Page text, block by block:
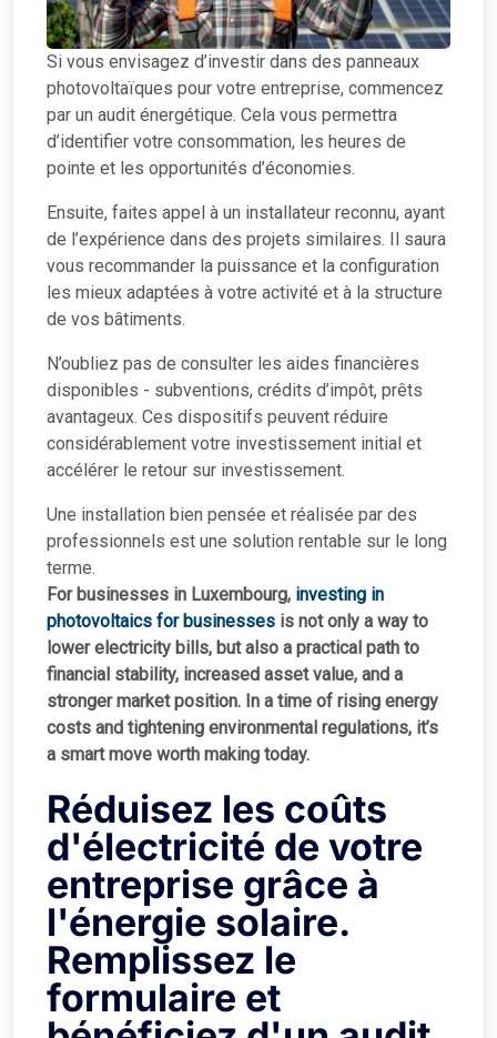
Si vous envisagez d’investir dans des panneaux
photovoltaïques pour votre entreprise, commencez
par un audit énergétique. Cela vous permettra
d’identifier votre consommation, les heures de
pointe et les opportunités d’économies.
Ensuite, faites appel à un installateur reconnu, ayant
de l’expérience dans des projets similaires. Il saura
vous recommander la puissance et la configuration
les mieux adaptées à votre activité et à la structure
de vos bâtiments.
N’oubliez pas de consulter les aides financières
disponibles - subventions, crédits d’impôt, prêts
avantageux. Ces dispositifs peuvent réduire
considérablement votre investissement initial et
accélérer le retour sur investissement.
Une installation bien pensée et réalisée par des
professionnels est une solution rentable sur le long
terme.
For businesses in Luxembourg, investing in
photovoltaics for businesses is not only a way to
lower electricity bills, but also a practical path to
financial stability, increased asset value, and a
stronger market position. In a time of rising energy
costs and tightening environmental regulations, it’s
a smart move worth making today.
Réduisez les coûts
d'électricité de votre
entreprise grâce à
l'énergie solaire.
Remplissez le
formulaire et